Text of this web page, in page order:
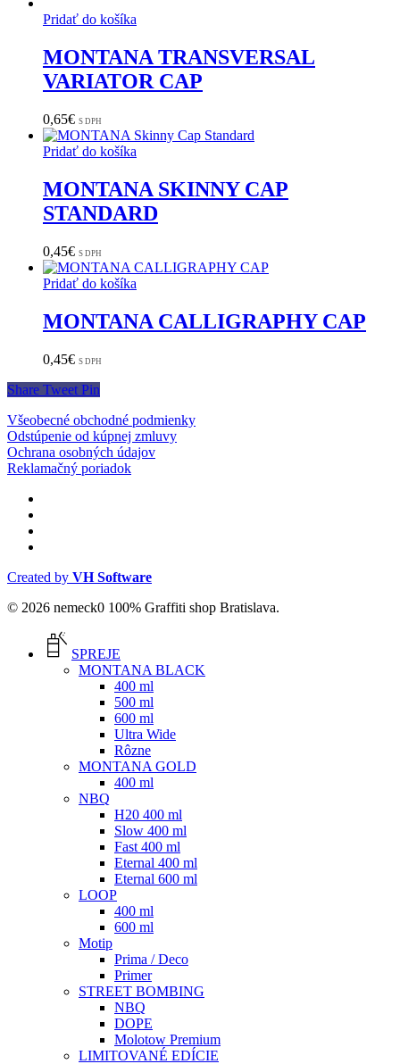
Pridať do košíka
MONTANA TRANSVERSAL
VARIATOR CAP
0,65€ S DPH
Pridať do košíka
MONTANA SKINNY CAP
STANDARD
0,45€ S DPH
Pridať do košíka
MONTANA CALLIGRAPHY CAP
0,45€ S DPH
Share Tweet Pin
Všeobecné obchodné podmienky
Odstúpenie od kúpnej zmluvy
Ochrana osobných údajov
Reklamačný poriadok
Created by VH Software
© 2026 nemeck0 100% Graffiti shop Bratislava.
Menu
SPREJE
MONTANA BLACK
400 ml
500 ml
600 ml
Ultra Wide
Rôzne
MONTANA GOLD
400 ml
NBQ
H20 400 ml
Slow 400 ml
Fast 400 ml
Eternal 400 ml
Eternal 600 ml
LOOP
400 ml
600 ml
Motip
Prima / Deco
Primer
STREET BOMBING
NBQ
DOPE
Molotow Premium
LIMITOVANÉ EDÍCIE